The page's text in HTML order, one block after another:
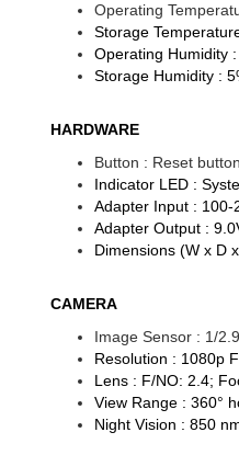
Operating
Storage
Operating Humidity
Storage Humidity :
HARDWARE
Button : Reset button
Indicator LED :
Adapter Input : 100-
Adapter Output :
Dimensions (W x D
CAMERA
Image Sensor : 1/
Resolution : 1080p
Lens : F/NO: 2.4;
View Range : 360°
Night Vision : 850